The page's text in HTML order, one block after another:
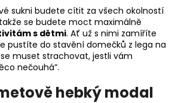
sukni budete cítit za všech okolností
se budete moct maximálně
s dětmi. Ať už s nimi zamíříte
pustíte do stavění domečků z lega na
muset strachovat, jestli vám
nečouhá”.
hebký modal